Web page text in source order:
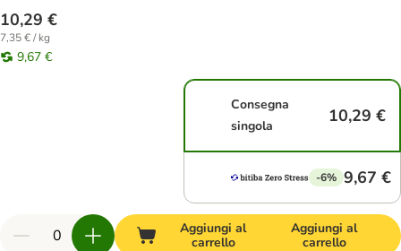
10,29 €
7,35 € / kg
9,67 €
Consegna
singola
10,29 €
-6% 9,67 €
Aggiungi al
carrello
Aggiungi al
carrello